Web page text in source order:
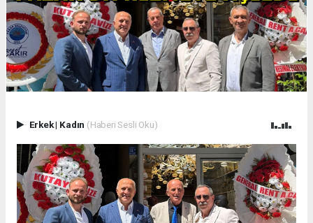
Erkek| Kadın (Haberi Sesli Oku)